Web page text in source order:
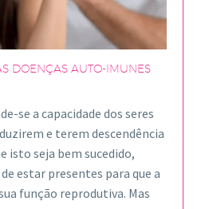
DOENÇAS AUTO-IMUNES
se a capacidade dos seres
e terem descendência
isto seja bem sucedido,
estar presentes para que a
função reprodutiva. Mas